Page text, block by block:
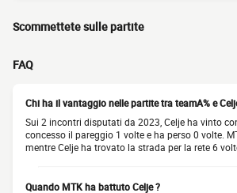
Scommettete sulle partite
FAQ
Chi ha il vantaggio nelle partite tra teamA% e
Sui 2 incontri disputati da 2023, Celje ha vinto
concesso il pareggio 1 volte e ha perso 0 volte.
mentre Celje ha trovato la strada per la rete 6
Quando MTK ha battuto Celje ?